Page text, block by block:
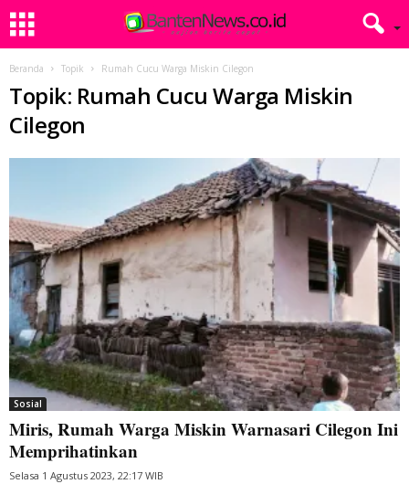
Beranda Topik Rumah Cucu Warga Miskin Cilegon
Topik: Rumah Cucu Warga Miskin
Cilegon
Sosial
Miris, Rumah Warga Miskin Warnasari Cilegon Ini
Memprihatinkan
Selasa 1 Agustus 2023, 22:17 WIB